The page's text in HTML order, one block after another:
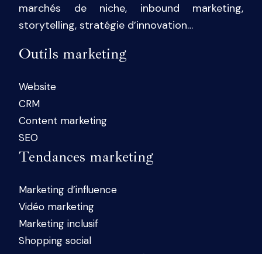
marchés de niche, inbound marketing,
storytelling, stratégie d’innovation…
Outils marketing
Website
CRM
Content marketing
SEO
Tendances marketing
Marketing d’influence
Vidéo marketing
Marketing inclusif
Shopping social